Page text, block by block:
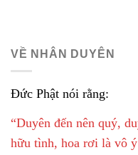
VỀ NHÂN DUYÊN
Đức Phật nói rằng:
“Duyên đến nên quý,
hữu tình, hoa rơi là vô